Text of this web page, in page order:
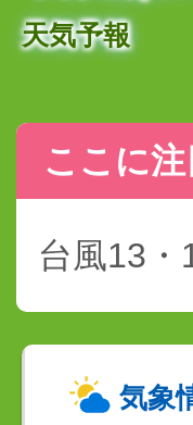
天気予報
ここに注
台風13・
気象